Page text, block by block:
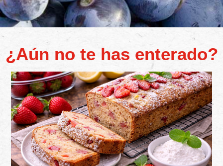
¿Aún no te has enterado?